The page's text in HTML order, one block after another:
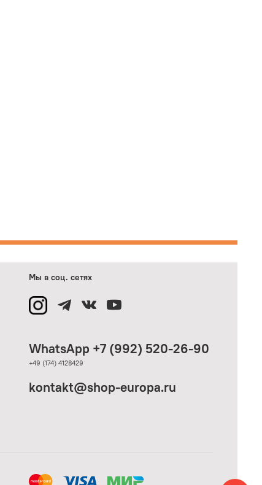
Мы в соц. сетях
WhatsApp +7 (992) 520-26-90
+49 (174) 4128429
kontakt@shop-europa.ru